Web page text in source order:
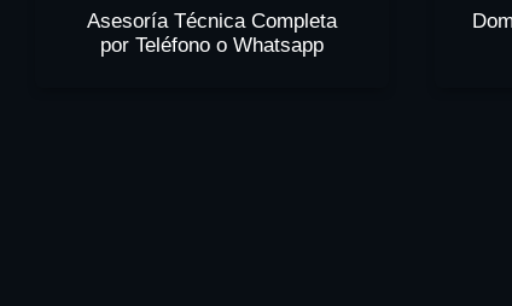
Asesoría Técnica Completa
por Teléfono o Whatsapp